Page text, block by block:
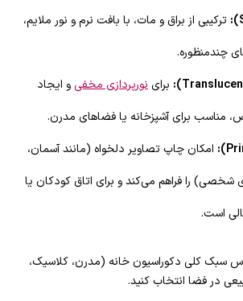
ترکیبی از براق و مات، با بافت نرم و نور ملایم،
چندمنظوره.
براینورپردازی مخفی و ایجاد
مناسب برای آشپزخانه یا فضاهای مدرن.
امکان چاپ تصاویر دلخواه (مانند آسمان،
را فراهم می‌کند و برای اتاق کودکان یا
است.
سبک کلی دکوراسیون خانه (مدرن، کلاسیک،
در فضا انتخاب کنید.